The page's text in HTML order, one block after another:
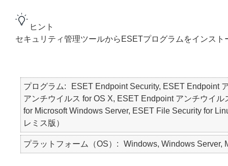
ヒント
セキュリティ管理ツールからESETプログラムをインスト
プログラム
ESET Endpoint Security, ESET Endpoint
アンチウイルス for OS X, ESET Endpoint アンチウイ
for Microsoft Windows Server, ESET File Security for
レミス版）
プラットフォーム（OS） Windows, Windows Server,